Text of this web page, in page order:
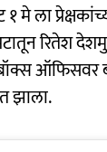
मे ला
रितेश
झाला.